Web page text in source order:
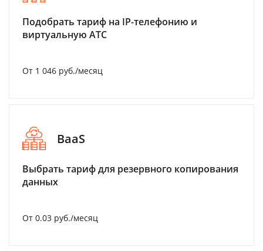
Подобрать тариф на IP-телефонию и
виртуальную АТС
От 1 046 руб./месяц
BaaS
Выбрать тариф для резервного копирования
данных
От 0.03 руб./месяц